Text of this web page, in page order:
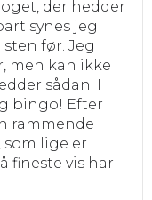
der hedder
synes jeg
før. Jeg
men kan ikke
sådan. I
bingo! Efter
rammende
som lige er
fineste vis har